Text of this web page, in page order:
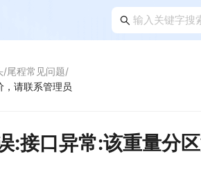
/尾程常见问题/
，请联系管理员
:接口异常:该重量分